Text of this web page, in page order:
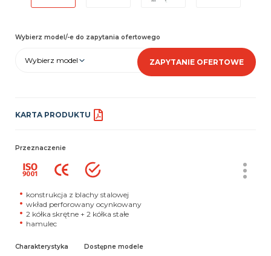
Wybierz model/-e do zapytania ofertowego
Wybierz model ZAPYTANIE OFERTOWE
KARTA PRODUKTU
Przeznaczenie
konstrukcja z blachy stalowej
wkład perforowany ocynkowany
2 kółka skrętne + 2 kółka stałe
hamulec
Charakterystyka Dostępne modele